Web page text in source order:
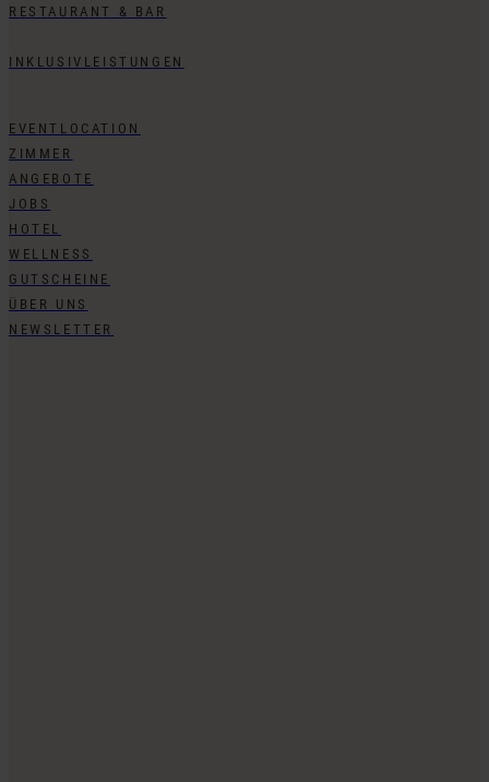
RESTAURANT & BAR
INKLUSIVLEISTUNGEN
EVENTLOCATION
ZIMMER
ANGEBOTE
JOBS
HOTEL
WELLNESS
GUTSCHEINE
ÜBER UNS
NEWSLETTER